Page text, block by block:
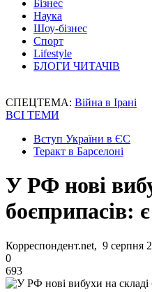
Бізнес
Наука
Шоу-бізнес
Спорт
Lifestyle
БЛОГИ ЧИТАЧІВ
СПЕЦТЕМА: Війна в Ірані
ВСІ ТЕМИ
Вступ України в ЄС
Теракт в Барселоні
У РФ нові
боєприпасів:
Корреспондент.net, 9 серпня
0
693